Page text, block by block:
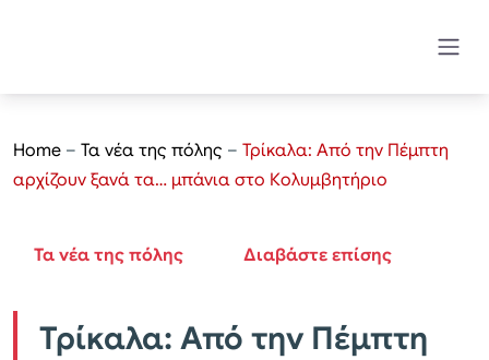
Home – Τα νέα της πόλης – Τρίκαλα: Από την Πέμπτη
αρχίζουν ξανά τα… μπάνια στο Κολυμβητήριο
Τα νέα της πόλης Διαβάστε επίσης
Τρίκαλα: Από την Πέμπτη